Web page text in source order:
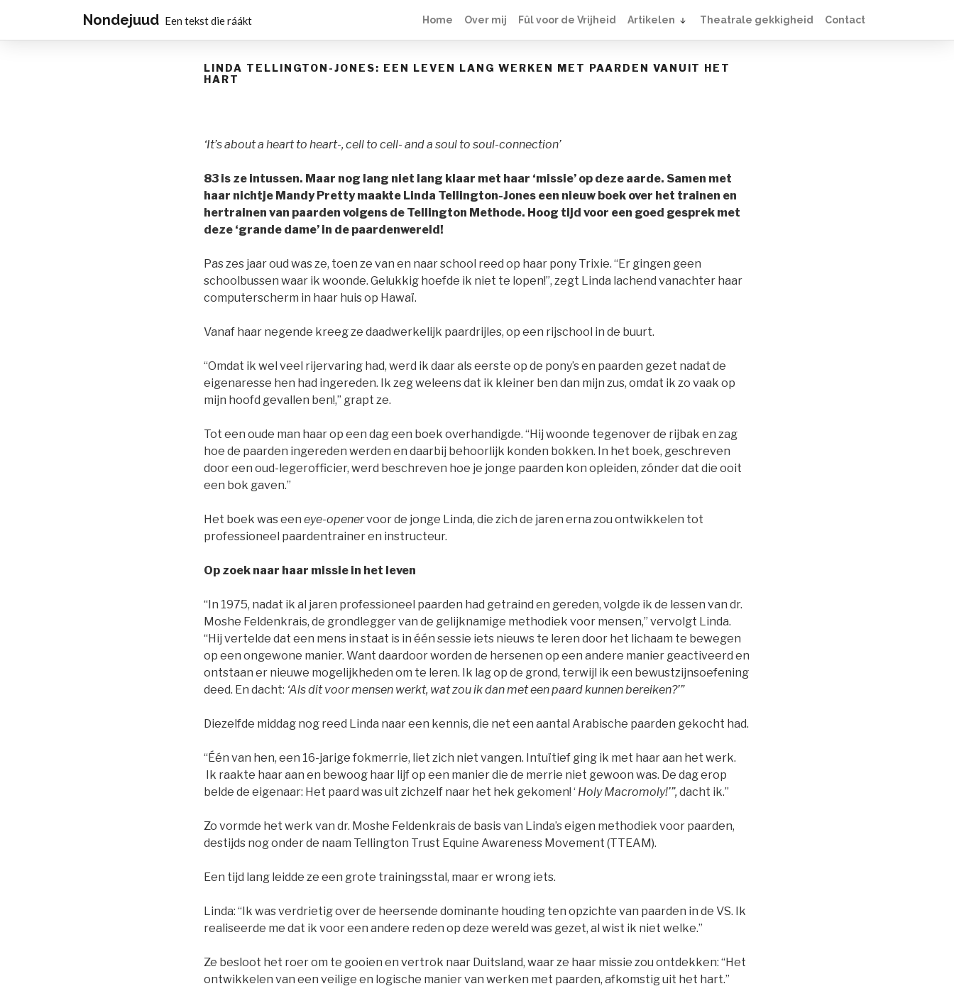
Nondejuud Een tekst die ráákt Home Over mij Fûl voor de Vrijheid Artikelen Theatrale gekkigheid Contact
LINDA TELLINGTON-JONES: EEN LEVEN LANG WERKEN MET PAARDEN VANUIT HET
HART
‘It’s about a heart to heart-, cell to cell- and a soul to soul-connection’
83 is ze intussen. Maar nog lang niet lang klaar met haar ‘missie’ op deze aarde. Samen met
haar nichtje Mandy Pretty maakte Linda Tellington-Jones een nieuw boek over het trainen en
hertrainen van paarden volgens de Tellington Methode. Hoog tijd voor een goed gesprek met
deze ‘grande dame’ in de paardenwereld!
Pas zes jaar oud was ze, toen ze van en naar school reed op haar pony Trixie. “Er gingen geen
schoolbussen waar ik woonde. Gelukkig hoefde ik niet te lopen!”, zegt Linda lachend vanachter haar
computerscherm in haar huis op Hawaï.
Vanaf haar negende kreeg ze daadwerkelijk paardrijles, op een rijschool in de buurt.
“Omdat ik wel veel rijervaring had, werd ik daar als eerste op de pony’s en paarden gezet nadat de
eigenaresse hen had ingereden. Ik zeg weleens dat ik kleiner ben dan mijn zus, omdat ik zo vaak op
mijn hoofd gevallen ben!,” grapt ze.
Tot een oude man haar op een dag een boek overhandigde. “Hij woonde tegenover de rijbak en zag
hoe de paarden ingereden werden en daarbij behoorlijk konden bokken. In het boek, geschreven
door een oud-legerofficier, werd beschreven hoe je jonge paarden kon opleiden, zónder dat die ooit
een bok gaven.”
Het boek was een eye-openervoor de jonge Linda, die zich de jaren erna zou ontwikkelen tot
professioneel paardentrainer en instructeur.
Op zoek naar haar missie in het leven
“In 1975, nadat ik al jaren professioneel paarden had getraind en gereden, volgde ik de lessen van dr.
Moshe Feldenkrais, de grondlegger van de gelijknamige methodiek voor mensen,” vervolgt Linda.
“Hij vertelde dat een mens in staat is in één sessie iets nieuws te leren door het lichaam te bewegen
op een ongewone manier. Want daardoor worden de hersenen op een andere manier geactiveerd en
ontstaan er nieuwe mogelijkheden om te leren. Ik lag op de grond, terwijl ik een bewustzijnsoefening
deed. En dacht: ‘Als dit voor mensen werkt, wat zou ik dan met een paard kunnen bereiken?’”
Diezelfde middag nog reed Linda naar een kennis, die net een aantal Arabische paarden gekocht had.
“Één van hen, een 16-jarige fokmerrie, liet zich niet vangen. Intuïtief ging ik met haar aan het werk.
Ik raakte haar aan en bewoog haar lijf op een manier die de merrie niet gewoon was. De dag erop
belde de eigenaar: Het paard was uit zichzelf naar het hek gekomen! ‘ Holy Macromoly!’”, dacht ik.”
Zo vormde het werk van dr. Moshe Feldenkrais de basis van Linda’s eigen methodiek voor paarden,
destijds nog onder de naam Tellington Trust Equine Awareness Movement (TTEAM).
Een tijd lang leidde ze een grote trainingsstal, maar er wrong iets.
Linda: “Ik was verdrietig over de heersende dominante houding ten opzichte van paarden in de VS. Ik
realiseerde me dat ik voor een andere reden op deze wereld was gezet, al wist ik niet welke.”
Ze besloot het roer om te gooien en vertrok naar Duitsland, waar ze haar missie zou ontdekken: “Het
ontwikkelen van een veilige en logische manier van werken met paarden, afkomstig uit het hart.”